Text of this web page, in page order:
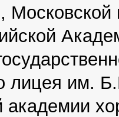
лицея им.
академии